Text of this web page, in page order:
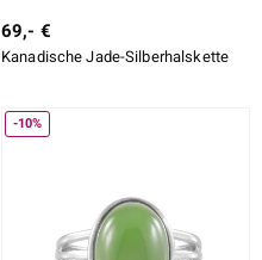
69,- €
Kanadische Jade-Silberhalskette
-10%